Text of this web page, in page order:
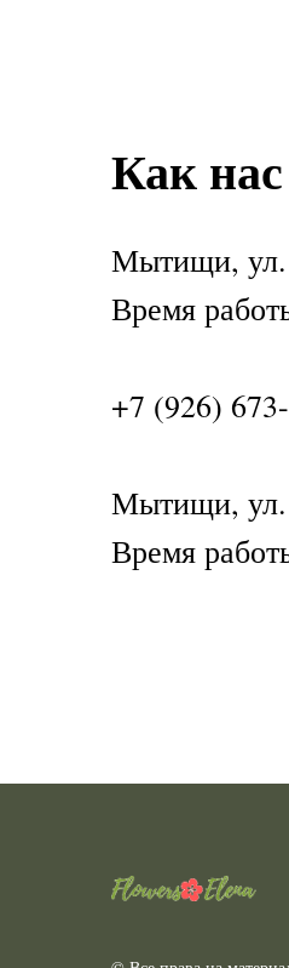
Как
Мытищи, ул.
Время
+7 (926)
Мытищи, ул.
Время